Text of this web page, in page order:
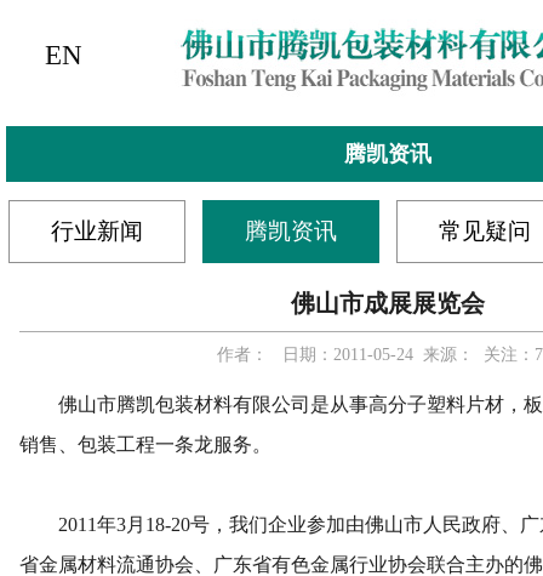
EN
腾凯资讯
行业新闻 腾凯资讯 常见疑问
佛山市成展展览会
作者： 日期：2011-05-24 来源： 关注：
佛山市腾凯包装材料有限公司是从事高分子塑料片材，板
销售、包装工程一条龙服务。
2011年3月18-20号，我们企业参加由佛山市人民政府、广
省金属材料流通协会、广东省有色金属行业协会联合主办的